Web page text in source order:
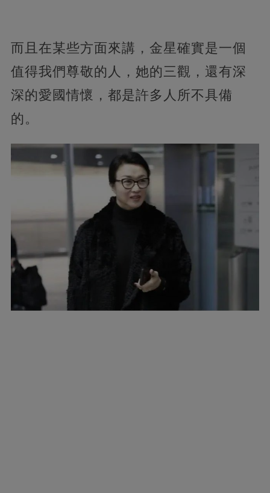
而且在某些方面來講，金星確實是一個
值得我們尊敬的人，她的三觀，還有深
深的愛國情懷，都是許多人所不具備
的。